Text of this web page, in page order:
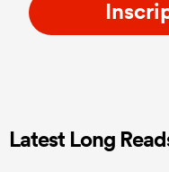
Latest Long